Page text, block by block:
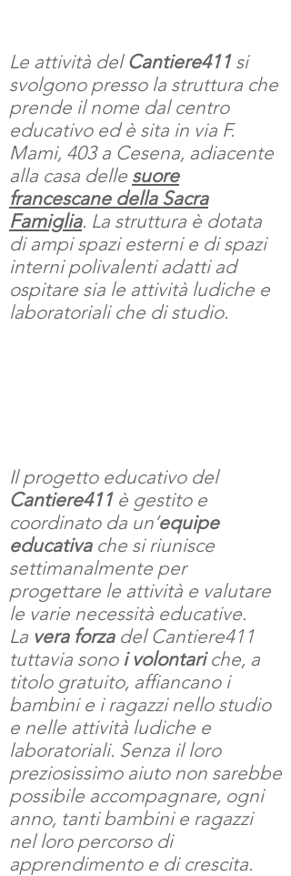
Le attività del Cantiere411si
svolgono presso la struttura che
prende il nome dal centro
educativo ed è sita in via F.
Mami, 403 a Cesena, adiacente
alla casa delle suore
francescane della Sacra
Famiglia. La struttura è dotata
di ampi spazi esterni e di spazi
interni polivalenti adatti ad
ospitare sia le attività ludiche e
laboratoriali che di studio.
Il progetto educativo del
Cantiere411è gestito e
coordinato da un’equipe
educativache si riunisce
settimanalmente per
progettare le attività e valutare
le varie necessità educative.
La vera forza del Cantiere411
tuttavia sono i volontariche, a
titolo gratuito, affiancano i
bambini e i ragazzi nello studio
e nelle attività ludiche e
laboratoriali. Senza il loro
preziosissimo aiuto non sarebbe
possibile accompagnare, ogni
anno, tanti bambini e ragazzi
nel loro percorso di
apprendimento e di crescita.